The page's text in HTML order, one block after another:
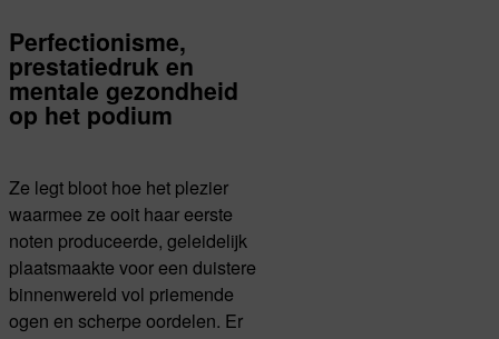
Perfectionisme,
prestatiedruk en
mentale gezondheid
op het podium
Ze legt bloot hoe het plezier
waarmee ze ooit haar eerste
noten produceerde, geleidelijk
plaatsmaakte voor een duistere
binnenwereld vol priemende
ogen en scherpe oordelen. Er